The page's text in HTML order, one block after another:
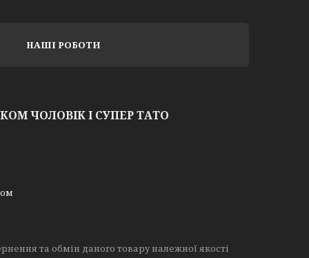
НАШІ РОБОТИ
ЧОЛОВІК І СУПЕР ТАТО
та обмін даного товару належної якості